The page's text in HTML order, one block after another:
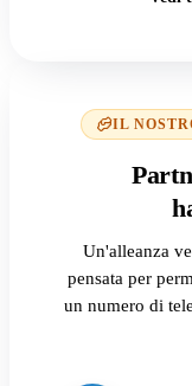
IL
Un'alleanza
pensata per
un numero di